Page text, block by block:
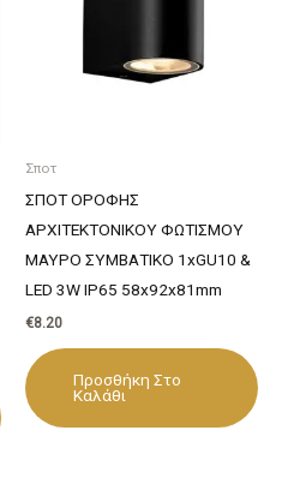
Σποτ
ΣΠΟΤ ΟΡΟΦΗΣ
ΑΡΧΙΤΕΚΤΟΝΙΚΟΥ ΦΩΤΙΣΜΟΥ
ΜΑΥΡΟ ΣΥΜΒΑΤΙΚΟ 1xGU10 &
LED 3W IP65 58x92x81mm
€8.20
Προσθήκη Στο
Καλάθι